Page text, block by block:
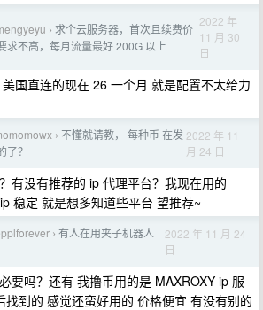
› 求个云服务器，首次且续费价
求不高，每月流量最好 200G 以上
2022 年
11 月 30
日
国直连的现在 26 一个月 就是配置不太给力
› 不懂就请教， 每种币 在发
？
2022 年 11
月 24 日
有没有推荐的 ip 代理平台？我现在用的
稳定 就是想多知道些平台 望推荐~
› 有人在用夹子机器人
2022 年 11 月 24
日
要吗？还有 我撸币用的是 MAXROXY ip 服
到的 感觉还蛮好用的 价格便宜 有没有别的